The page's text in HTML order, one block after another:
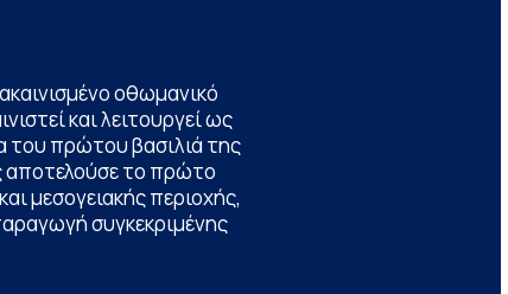
οθωμανικό
και λειτουργεί ως
του πρώτου βασιλιά της
αποτελούσε το πρώτο
μεσογειακής περιοχής,
συγκεκριμένης